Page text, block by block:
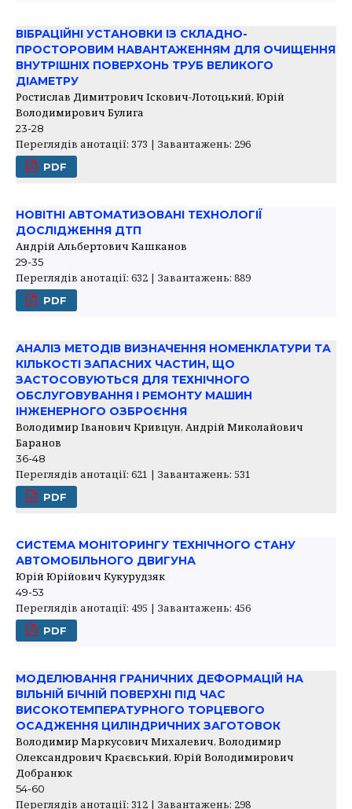
ВІБРАЦІЙНІ УСТАНОВКИ ІЗ СКЛАДНО-
ПРОСТОРОВИМ НАВАНТАЖЕННЯМ ДЛЯ ОЧИЩЕННЯ
ВНУТРІШНІХ ПОВЕРХОНЬ ТРУБ ВЕЛИКОГО
ДІАМЕТРУ
Ростислав Димитрович Іскович-Лотоцький, Юрій
Володимирович Булига
23-28
Переглядів анотації: 373 | Завантажень: 296
PDF
НОВІТНІ АВТОМАТИЗОВАНІ ТЕХНОЛОГІЇ
ДОСЛІДЖЕННЯ ДТП
Андрій Альбертович Кашканов
29-35
Переглядів анотації: 632 | Завантажень: 889
PDF
АНАЛІЗ МЕТОДІВ ВИЗНАЧЕННЯ НОМЕНКЛАТУРИ ТА
КІЛЬКОСТІ ЗАПАСНИХ ЧАСТИН, ЩО
ЗАСТОСОВУЮТЬСЯ ДЛЯ ТЕХНІЧНОГО
ОБСЛУГОВУВАННЯ І РЕМОНТУ МАШИН
ІНЖЕНЕРНОГО ОЗБРОЄННЯ
Володимир Іванович Кривцун, Андрій Миколайович
Баранов
36-48
Переглядів анотації: 621 | Завантажень: 531
PDF
СИСТЕМА МОНІТОРИНГУ ТЕХНІЧНОГО СТАНУ
АВТОМОБІЛЬНОГО ДВИГУНА
Юрій Юрійович Кукурудзяк
49-53
Переглядів анотації: 495 | Завантажень: 456
PDF
МОДЕЛЮВАННЯ ГРАНИЧНИХ ДЕФОРМАЦІЙ НА
ВІЛЬНІЙ БІЧНІЙ ПОВЕРХНІ ПІД ЧАС
ВИСОКОТЕМПЕРАТУРНОГО ТОРЦЕВОГО
ОСАДЖЕННЯ ЦИЛІНДРИЧНИХ ЗАГОТОВОК
Володимир Маркусович Михалевич, Володимир
Олександрович Краєвський, Юрій Володимирович
Добранюк
54-60
Переглядів анотації: 312 | Завантажень: 298